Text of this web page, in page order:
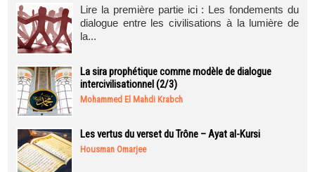
Lire la première partie ici : Les fondements du
dialogue entre les civilisations à la lumière de
la...
La sira prophétique comme modèle de dialogue
intercivilisationnel (2/3)
Mohammed El Mahdi Krabch
Les vertus du verset du Trône – Ayat al-Kursi
Housman Omarjee